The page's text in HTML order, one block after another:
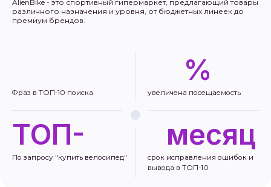
AlienBike - это спортивный гипермаркет, предлагающий товары
различного назначения и уровня, от бюджетных линеек до
премиум брендов.
Фраз в ТОП-10 поиска
%
увеличена посещаемость
ТОП-
По запросу "купить велосипед"
месяц
срок исправления ошибок и
вывода в ТОП-10